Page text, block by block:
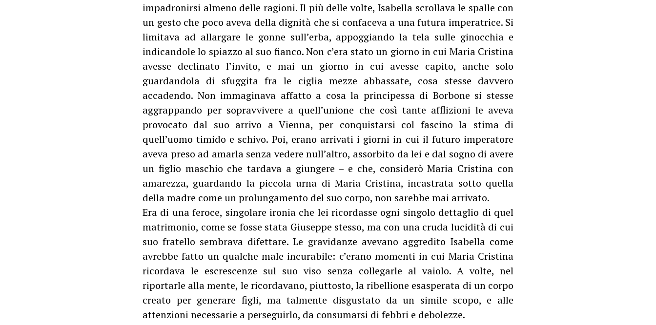
impadronirsi almeno delle ragioni. Il più delle volte, Isabella scrollava le spalle con
un gesto che poco aveva della dignità che si confaceva a una futura imperatrice. Si
limitava ad allargare le gonne sull’erba, appoggiando la tela sulle ginocchia e
indicandole lo spiazzo al suo fianco. Non c’era stato un giorno in cui Maria Cristina
avesse declinato l’invito, e mai un giorno in cui avesse capito, anche solo
guardandola di sfuggita fra le ciglia mezze abbassate, cosa stesse davvero
accadendo. Non immaginava affatto a cosa la principessa di Borbone si stesse
aggrappando per sopravvivere a quell’unione che così tante afflizioni le aveva
provocato dal suo arrivo a Vienna, per conquistarsi col fascino la stima di
quell’uomo timido e schivo. Poi, erano arrivati i giorni in cui il futuro imperatore
aveva preso ad amarla senza vedere null’altro, assorbito da lei e dal sogno di avere
un figlio maschio che tardava a giungere – e che, considerò Maria Cristina con
amarezza, guardando la piccola urna di Maria Cristina, incastrata sotto quella
della madre come un prolungamento del suo corpo, non sarebbe mai arrivato.
Era di una feroce, singolare ironia che lei ricordasse ogni singolo dettaglio di quel
matrimonio, come se fosse stata Giuseppe stesso, ma con una cruda lucidità di cui
suo fratello sembrava difettare. Le gravidanze avevano aggredito Isabella come
avrebbe fatto un qualche male incurabile: c’erano momenti in cui Maria Cristina
ricordava le escrescenze sul suo viso senza collegarle al vaiolo. A volte, nel
riportarle alla mente, le ricordavano, piuttosto, la ribellione esasperata di un corpo
creato per generare figli, ma talmente disgustato da un simile scopo, e alle
attenzioni necessarie a perseguirlo, da consumarsi di febbri e debolezze.